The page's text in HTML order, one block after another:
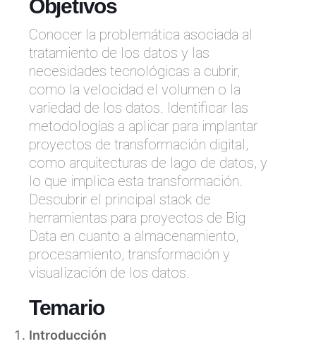
Objetivos
Conocer la problemática asociada al
tratamiento de los datos y las
necesidades tecnológicas a cubrir,
como la velocidad el volumen o la
variedad de los datos. Identificar las
metodologías a aplicar para implantar
proyectos de transformación digital,
como arquitecturas de lago de datos, y
lo que implica esta transformación.
Descubrir el principal stack de
herramientas para proyectos de Big
Data en cuanto a almacenamiento,
procesamiento, transformación y
visualización de los datos.
Temario
Introducción